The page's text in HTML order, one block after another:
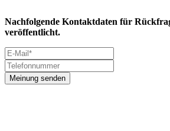
Nachfolgende Kontaktdaten für
veröffentlicht.
Meinung senden